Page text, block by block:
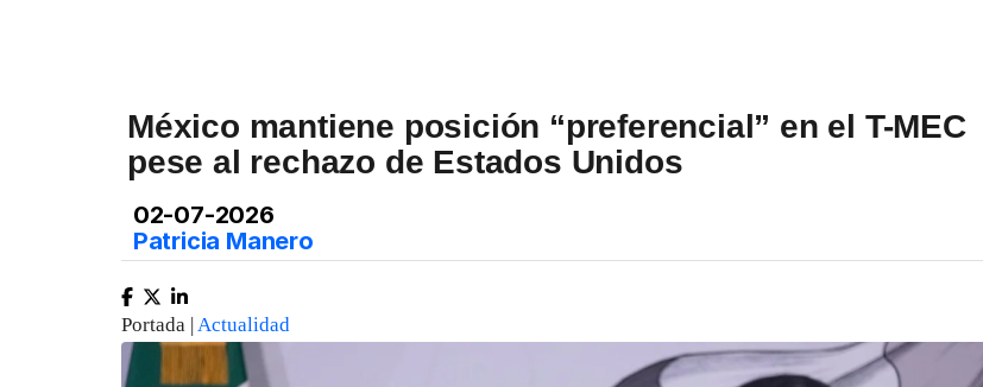
México mantiene posición “preferencial” en el T-MEC
pese al rechazo de Estados Unidos
02-07-2026
Patricia Manero
Portada |Actualidad